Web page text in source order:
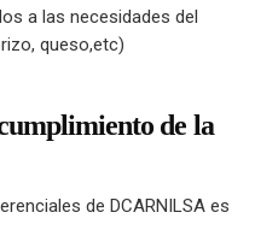
a las necesidades del
queso,etc)
de la
de DCARNILSA es